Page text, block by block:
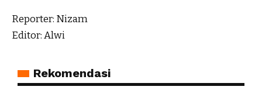
Reporter: Nizam
Editor: Alwi
Rekomendasi